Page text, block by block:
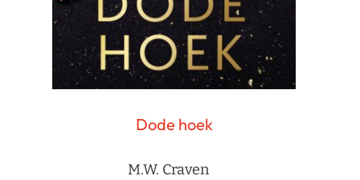
Dode hoek
M.W. Craven